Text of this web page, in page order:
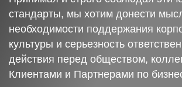
стандарты, мы хотим донести
необходимости поддержания
культуры и серьезность
действия перед обществом,
Клиентами и Партнерами по